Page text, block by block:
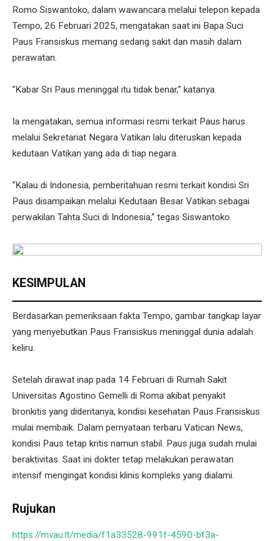
Romo Siswantoko, dalam wawancara melalui telepon kepada
Tempo, 26 Februari 2025, mengatakan saat ini Bapa Suci
Paus Fransiskus memang sedang sakit dan masih dalam
perawatan.
“Kabar Sri Paus meninggal itu tidak benar,” katanya.
Ia mengatakan, semua informasi resmi terkait Paus harus
melalui Sekretariat Negara Vatikan lalu diteruskan kepada
kedutaan Vatikan yang ada di tiap negara.
“Kalau di Indonesia, pemberitahuan resmi terkait kondisi Sri
Paus disampaikan melalui Kedutaan Besar Vatikan sebagai
perwakilan Tahta Suci di Indonesia,” tegas Siswantoko.
KESIMPULAN
Berdasarkan pemeriksaan fakta Tempo, gambar tangkap layar
yang menyebutkan Paus Fransiskus meninggal dunia adalah
keliru.
Setelah dirawat inap pada 14 Februari di Rumah Sakit
Universitas Agostino Gemelli di Roma akibat penyakit
bronkitis yang dideritanya, kondisi kesehatan Paus Fransiskus
mulai membaik. Dalam pernyataan terbaru Vatican News,
kondisi Paus tetap kritis namun stabil. Paus juga sudah mulai
beraktivitas. Saat ini dokter tetap melakukan perawatan
intensif mengingat kondisi klinis kompleks yang dialami.
Rujukan
https://mvau.lt/media/f1a33528-991f-4590-bf3a-